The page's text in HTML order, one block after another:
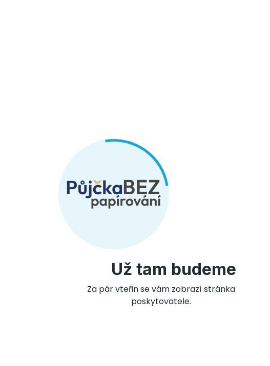
Už tam budeme
Za pár vteřin se vám zobrazí stránka
poskytovatele.